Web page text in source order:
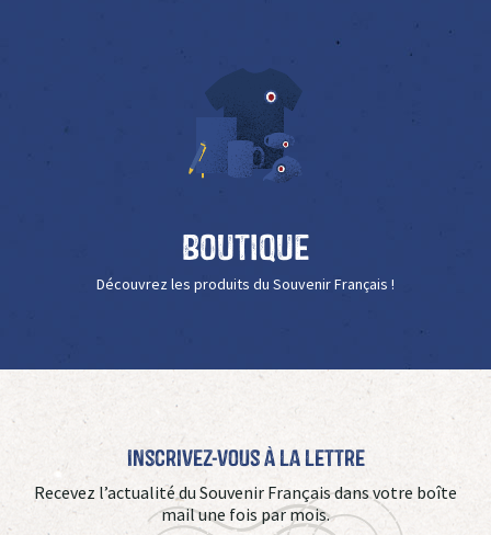
Boutique
Découvrez les produits du Souvenir Français !
Inscrivez-vous à La Lettre
Recevez l’actualité du Souvenir Français dans votre boîte
mail une fois par mois.